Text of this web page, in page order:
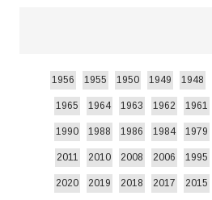
[ 26/07/2026 ] זרעי קיץ/ היי הג'יפ
1948
1949
1950
1955
1956
1961
1962
1963
1964
1965
1979
1984
1986
1988
1990
1995
2006
2008
2010
2011
2015
2017
2018
2019
2020